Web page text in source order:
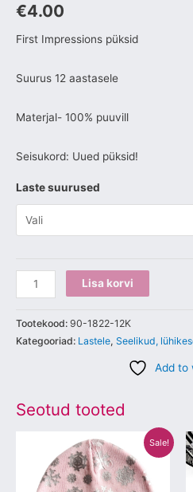
€4.00
First Impressions püksid
Suurus 12 aastasele
Materjal- 100% puuvill
Seisukord: Uued püksid!
Laste suurused
Lisa korvi
Tootekood: 90-1822-12K
Kategooriad: Lastele, Seelikud,
Add to
Seotud tooted
Sale!
hind
oli:
€17.00.
Praegune
hind
on:
€5.00.
Sellel
tootel
on